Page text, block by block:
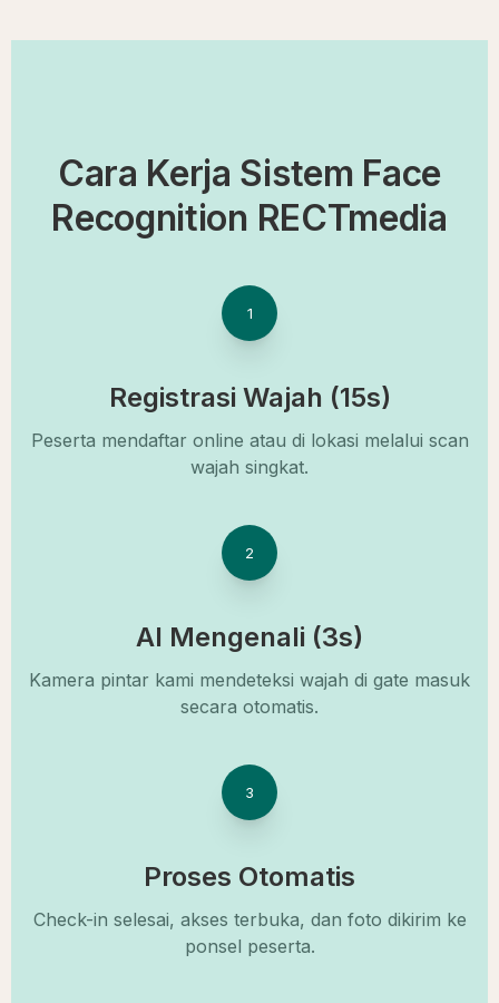
Cara Kerja Sistem Face
Recognition RECTmedia
1
Registrasi Wajah (15s)
Peserta mendaftar online atau di lokasi melalui scan
wajah singkat.
2
AI Mengenali (3s)
Kamera pintar kami mendeteksi wajah di gate masuk
secara otomatis.
3
Proses Otomatis
Check-in selesai, akses terbuka, dan foto dikirim ke
ponsel peserta.